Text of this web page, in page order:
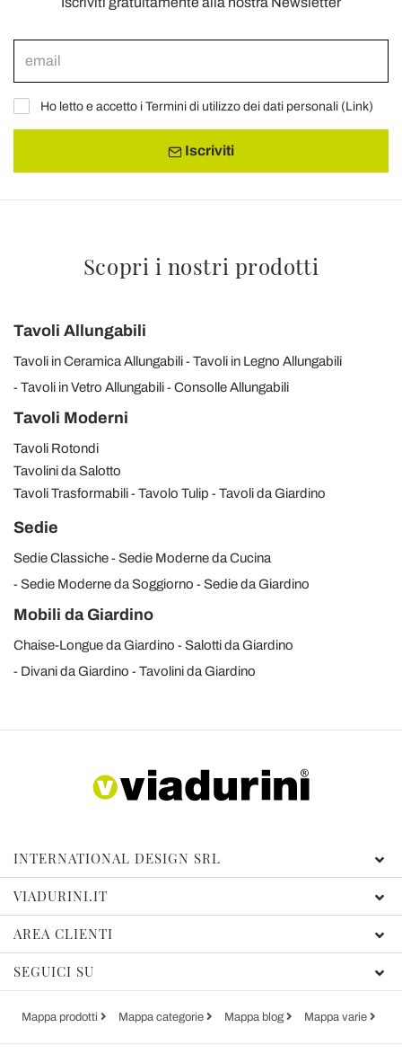
Ho letto e accetto i Termini di utilizzo dei dati personali (Link)
Iscriviti
Scopri i nostri prodotti
Tavoli Allungabili
Tavoli in Ceramica Allungabili
Tavoli in Legno Allungabili
Tavoli in Vetro Allungabili
Consolle Allungabili
Tavoli Moderni
Tavoli Rotondi
Tavolini da Salotto
Tavoli Trasformabili
Tavolo Tulip Tavoli da Giardino
Sedie
Sedie Classiche
Sedie Moderne da Cucina
Sedie Moderne da Soggiorno
Sedie da Giardino
Mobili da Giardino
Chaise-Longue da Giardino
Salotti da Giardino
Divani da Giardino
Tavolini da Giardino
INTERNATIONAL DESIGN SRL
VIADURINI.IT
AREA CLIENTI
SEGUICI SU
Mappa prodotti Mappa categorie Mappa blog Mappa varie